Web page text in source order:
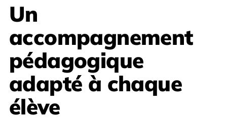
Un
accompagnement
pédagogique
adapté à chaque
élève